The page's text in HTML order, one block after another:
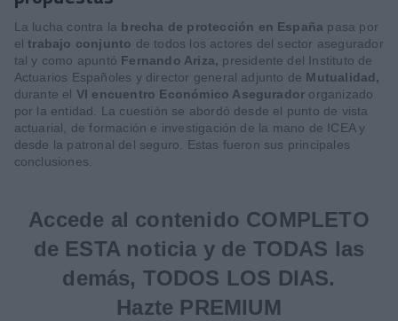
La lucha contra la brecha de protección en España pasa por
eltrabajo conjunto de todos los actores del sector asegurador
tal y como apuntó Fernando Ariza, presidente del Instituto de
Actuarios Españoles y director general adjunto de Mutualidad,
durante el VI encuentro Económico Asegurador organizado
por la entidad. La cuestión se abordó desde el punto de vista
actuarial, de formación e investigación de la mano de ICEA y
desde la patronal del seguro. Estas fueron sus principales
conclusiones.
Accede al contenido COMPLETO
de ESTA noticia y de TODAS las
demás, TODOS LOS DIAS.
Hazte PREMIUM